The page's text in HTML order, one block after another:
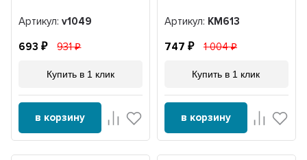
Артикул:v1049
693 931
Купить в 1 клик
в корзину
Артикул: KM613
747 1 004
Купить в 1 клик
в корзину